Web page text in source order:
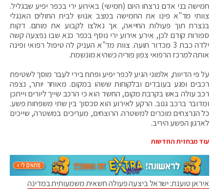
חמישה בני אדם נרצחו היום (חמישי) באירוע ירי בכפר יפיע שבגליל.
צוותי מד"א פינו את החמישה במצב אנוש לבית החולים האנגלי
בנצרת תוך פעולות החייאה, אך נאלצו לקבוע את מותם. דקות
ספורות קודם לכן, אירע אירוע ירי נוסף בכפר כנא שבו נפצעה קשה
ילדה כבת 3 מכדור תועה. צוות מד"א העניק לה טיפול רפואי ופינה
אותה למרכז הרפואי צפון פוריה כשהיא מונשמת.
על פי הדיווח, אלמוני הגיע לכפר יפיע ופתח בירי לעבר מוסך לשטיפת
רכבים ופגע בעובדים ובלקוחות ששהו במקום. מאוחר יותר, נצפה
רכב עולה באש בקרבת מקום, החשד הוא כי הרכב שייך ליורים וייתכן
ומדובר ברכב גנוב. הרקע לאירוע הוא סכסוך בין שתי משפחות פשע.
כל הנרצחים מוכרים למשטרה. הרוצחים, מעריכים במשטרה, שייכים
לארגון הפשע היריב.
עוד מבחזית החדשות
איראן טוענת: ישראל ביצעה פעולה חשאית משמעותית במדינה